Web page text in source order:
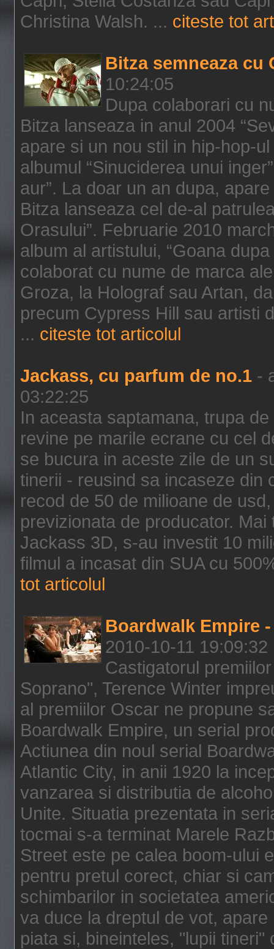
Christina Walsh. ... citeste tot
Bitza semneaza cu
10:24:05
Dupa colaborari cu
Bitza lanseaza in anul 2004
apare si un nou stil in hip-hop-
albumul “Sinuciderea unui
aur”. La doar un an dupa,
Bitza lanseaza cel de-al
Orasului”. Februarie 2010
album al artistului, “Goana
colaborat cu nume de marca
Groza, la Holograf sau Artan,
precum Cypress Hill sau artisti
... citeste tot articolul
Jackass, cu parfum de no.1 -
03:22:25
In aceasta saptamana, trupa
revine pe marile ecrane cu cel
se bucura in aceste zile de un
tinerii - reusind sa incaseze din
recod de 50 de milioane de
previzionata de producator.
Jackass 3D, s-au investit 10
filmul a incasat din SUA cu
tot articolul
Boardwalk Empire
2010-10-11 19:09:32
Castigatorul
Soprano", Terence Winter
al premiilor Oscar ne propune
Boardwalk Empire, un serial
Actiunea din noul serial
Atlantic City, in anii 1920 la
vanzarea si distributia de
Unite. Situatia prezentata in
tocmai s-a terminat Marele
Street este pe calea boom-ului
pentru pretul corect, chiar si
schimbarilor in societatea
va duce la dreptul de vot,
piata si, bineinteles, "lupii